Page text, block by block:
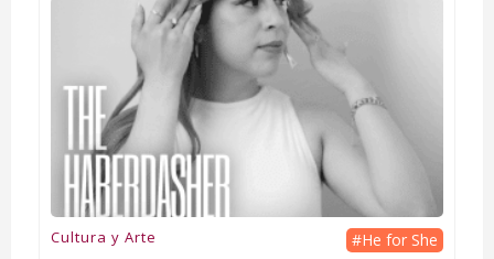
Cultura y Arte #He for She